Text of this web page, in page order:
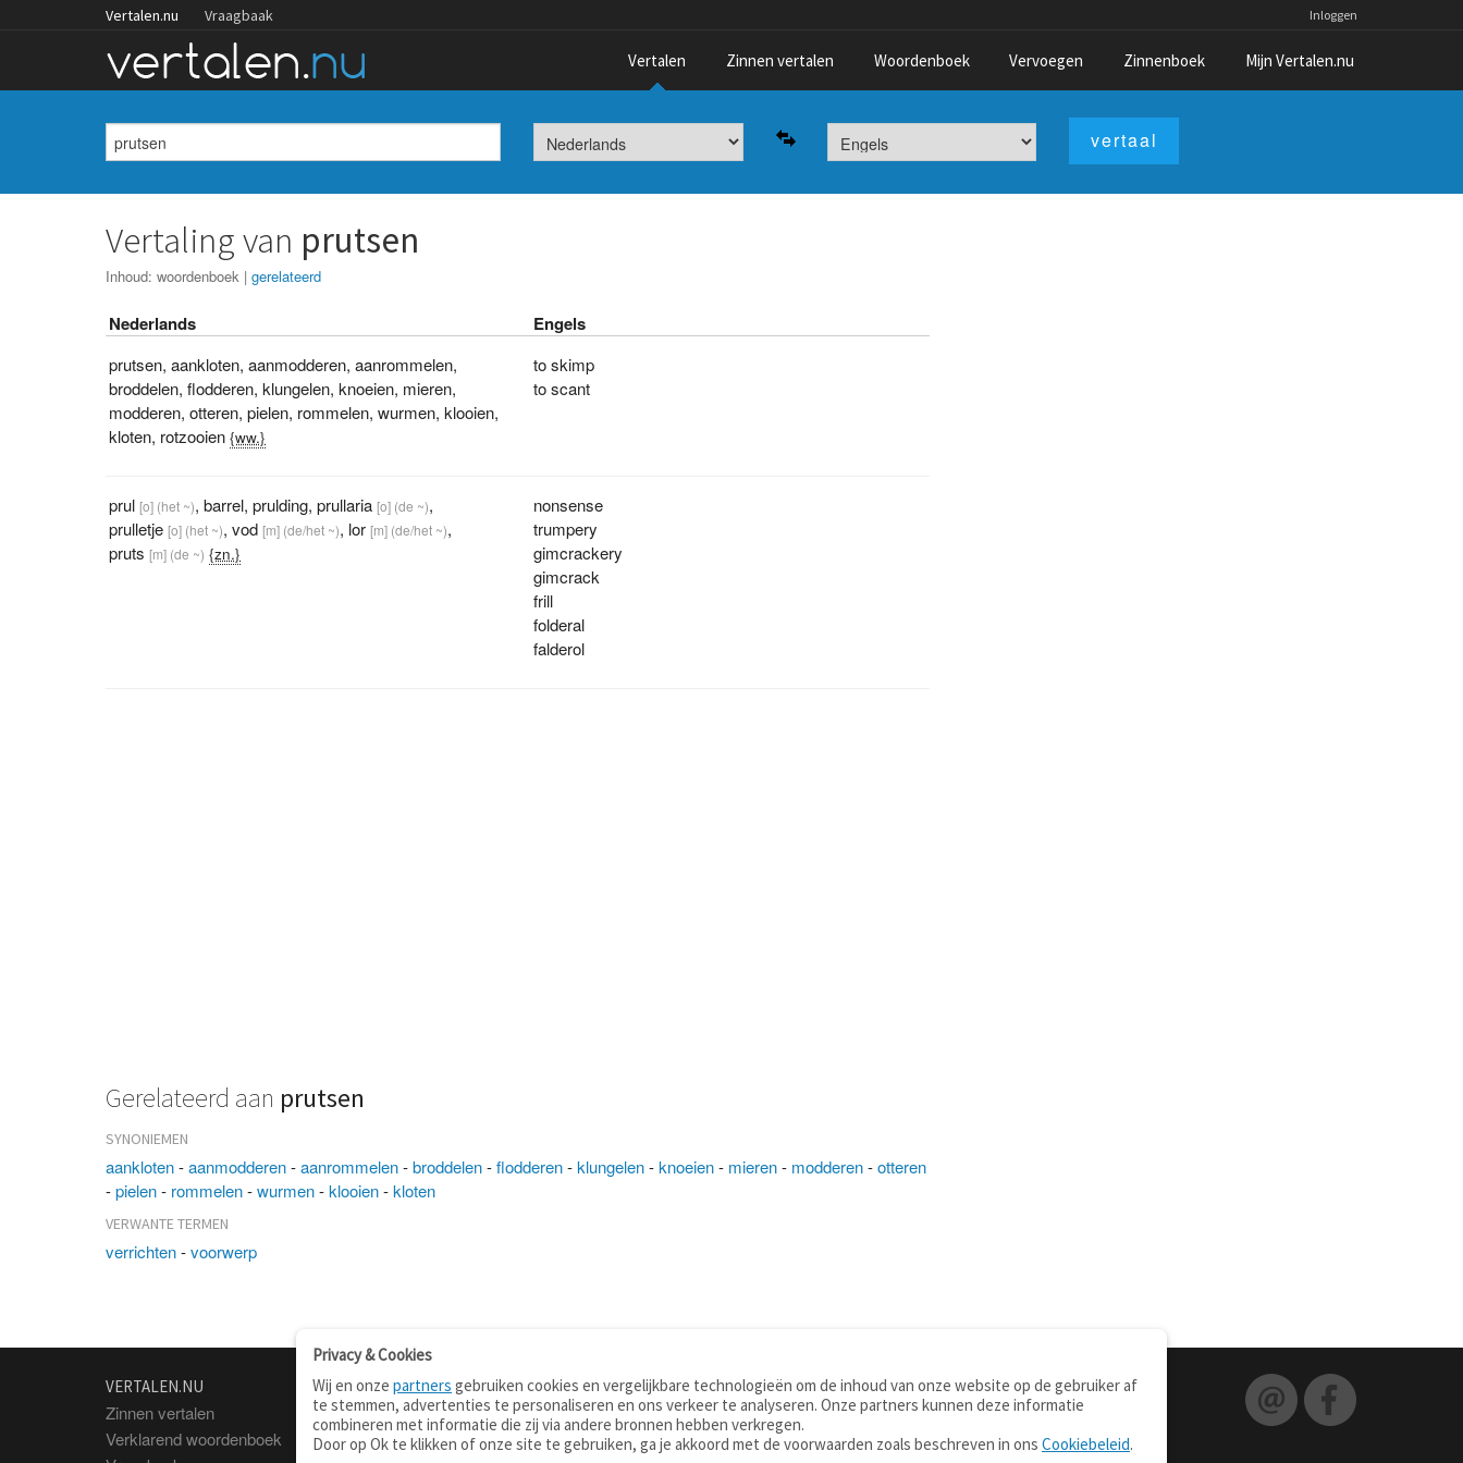
Vertalen.nu Vraagbaak Inloggen
Vertalen Zinnen vertalen Woordenboek Vervoegen Zinnenboek Mijn Vertalen.nu
Vertaling van prutsen
Inhoud:woordenboek |gerelateerd
Nederlands Engels
prutsen,aankloten,aanmodderen,aanrommelen,
broddelen,flodderen,klungelen,knoeien, mieren,
modderen,otteren,pielen, rommelen,wurmen,klooien,
kloten, rotzooien {ww.}
to skimp
to scant
prul [o] (het ~),barrel,prulding,prullaria [o] (de ~),
prulletje [o] (het ~),vod [m] (de/het ~), lor [m] (de/het ~),
pruts [m] (de ~) {zn.}
nonsense
trumpery
gimcrackery
gimcrack
frill
folderal
falderol
Gerelateerd aan prutsen
SYNONIEMEN
aankloten-aanmodderen-aanrommelen-broddelen-flodderen-klungelen-knoeien- mieren- modderen-otteren
-pielen- rommelen-wurmen-klooien-kloten
VERWANTE TERMEN
verrichten-voorwerp
VERTALEN.NU
Zinnen vertalen
Verklarend woordenboek
OVER
Over deze site
Contact
TOOLS
Apps
Mobiel
WOORDENBOEKEN
Nederlands - Engels
Nederlands - Duits
Privacy & Cookies
Wij en onze partners gebruiken cookies en vergelijkbare technologieën om de inhoud van onze website op de gebruiker af
te stemmen, advertenties te personaliseren en ons verkeer te analyseren. Onze partners kunnen deze informatie
combineren met informatie die zij via andere bronnen hebben verkregen.
Door op Ok te klikken of onze site te gebruiken, ga je akkoord met de voorwaarden zoals beschreven in ons Cookiebeleid.